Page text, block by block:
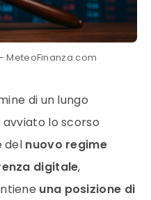
MeteoFinanza.com
di un lungo
lo scorso
del nuovo regime
digitale,
una posizione di